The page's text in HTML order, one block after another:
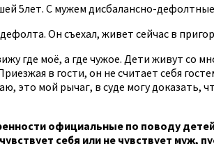
5лет. С мужем дисбалансно-
Он съехал, живет сейчас в
где моё, а где чужое. Дети живут со
в гости, он не считает себя
это мой рычаг, в суде могу доказать,
официальные по поводу
себя или не чувствует муж,